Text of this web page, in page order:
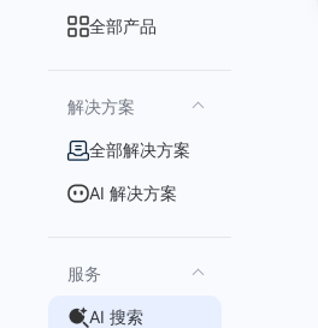
全部产品
解决方案
全部解决方案
AI 解决方案
服务
AI 搜索